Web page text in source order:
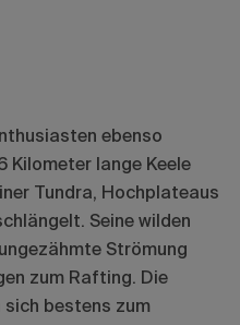
ebenso
Kilometer lange Keele
Tundra, Hochplateaus
Seine wilden
Strömung
zum Rafting. Die
sich bestens zum